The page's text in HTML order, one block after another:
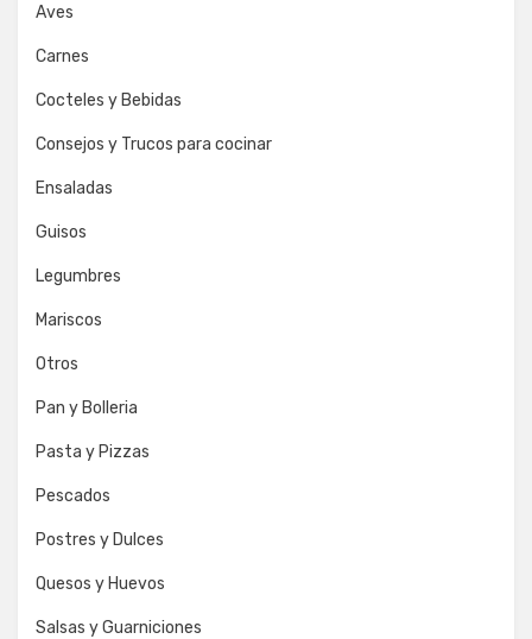
Aves
Carnes
Cocteles y Bebidas
Consejos y Trucos para cocinar
Ensaladas
Guisos
Legumbres
Mariscos
Otros
Pan y Bolleria
Pasta y Pizzas
Pescados
Postres y Dulces
Quesos y Huevos
Salsas y Guarniciones